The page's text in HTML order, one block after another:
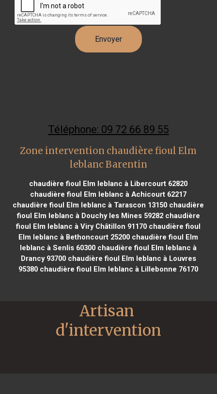
Téléphone: 09 72 66 89 55
Zone intervention chaudière fioul Elm
leblanc Barentin
chaudière fioul Elm leblanc à Libercourt 62820
chaudière fioul Elm leblanc à Achicourt 62217
chaudière fioul Elm leblanc à Tarascon 13150 chaudière
fioul Elm leblanc à Douchy les Mines 59282chaudière
fioul Elm leblanc à Viry Châtillon 91170 chaudière fioul
Elm leblanc à Bethoncourt 25200 chaudière fioul Elm
leblanc à Senlis 60300 chaudière fioul Elm leblanc à
Drancy 93700chaudière fioul Elm leblanc à Louvres
95380 chaudière fioul Elm leblanc à Lillebonne 76170
Artisan
d'intervention